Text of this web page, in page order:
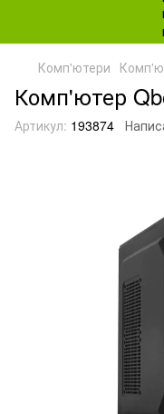
Комп'ютери
Комп'ютер
Артикул: 193874